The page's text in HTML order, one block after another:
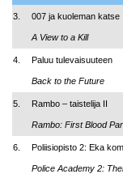
3. 007 ja kuoleman katse
A View to a Kill
4. Paluu tulevaisuuteen
Back to the Future
5. Rambo – taistelija II
Rambo: First Blood
6. Poliisiopisto 2: Eka
Police Academy 2: